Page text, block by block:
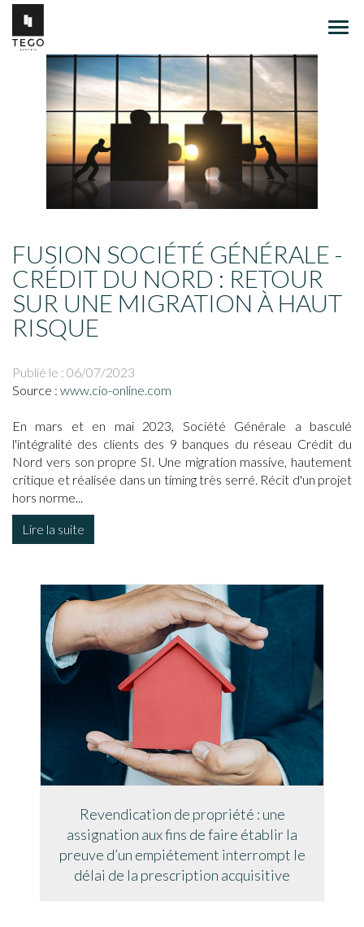
FUSION SOCIÉTÉ GÉNÉRALE -
CRÉDIT DU NORD : RETOUR
SUR UNE MIGRATION À HAUT
RISQUE
Publié le : 06/07/2023
Source : www.cio-online.com
En mars et en mai 2023, Société Générale a basculé
l'intégralité des clients des 9 banques du réseau Crédit du
Nord vers son propre SI. Une migration massive, hautement
critique et réalisée dans un timing très serré. Récit d'un projet
hors norme...
Lire la suite
Revendication de propriété : une
assignation aux fins de faire établir la
preuve d’un empiétement interrompt le
délai de la prescription acquisitive